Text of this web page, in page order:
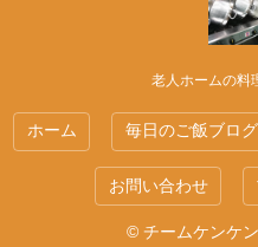
老人ホームの料
ホーム 毎日のご飯ブログ
お問い合わせ
© チームケンケ